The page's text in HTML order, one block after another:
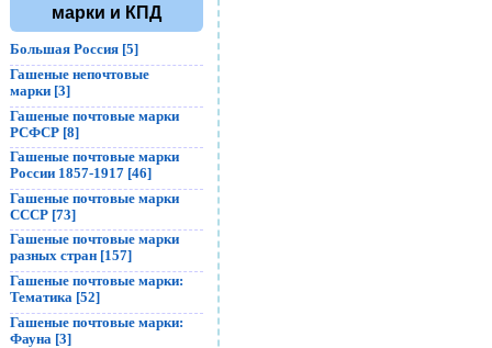
марки и КПД
Большая Россия [5]
Гашеные непочтовые
марки [3]
Гашеные почтовые марки
РСФСР [8]
Гашеные почтовые марки
России 1857-1917 [46]
Гашеные почтовые марки
СССР [73]
Гашеные почтовые марки
разных стран [157]
Гашеные почтовые марки:
Тематика [52]
Гашеные почтовые марки:
Фауна [3]